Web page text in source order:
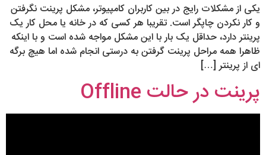
یکی از مشکلات رایج در بین کاربران کامپیوتر، مشکل پرینت نگرفتن
و کار نکردن چاپگر است. تقریبا هر کسی که در خانه یا محل کار یک
پرینتر دارد، حداقل یک بار با این مشکل مواجه شده است و با اینکه
ظاهرا همه مراحل پرینت گرفتن به درستی انجام شده اما هیچ برگه
ای از پرینتر […]
پرینت در حالت Offline